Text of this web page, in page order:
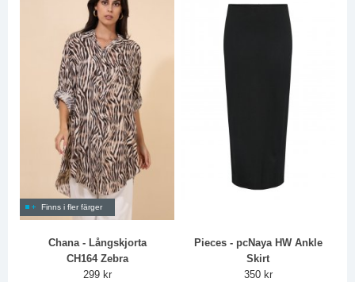
Finns i fler färger
Chana - Långskjorta
CH164 Zebra
299 kr
Pieces - pcNaya HW Ankle
Skirt
350 kr